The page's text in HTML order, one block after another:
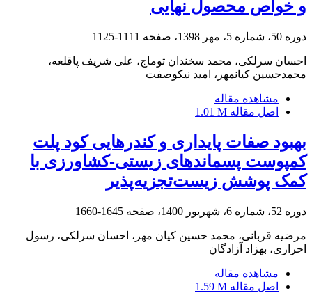
و خواص محصول نهایی
دوره 50، شماره 5، مهر 1398، صفحه 1111-1125
احسان سرلکی، محمد سخندان توماج، علی شریف پاقلعه،
محمدحسین کیانمهر، امید نیکوصفت
مشاهده مقاله
اصل مقاله 1.01 M
بهبود صفات پایداری و کندرهایی کود پلت
کمپوست پسماندهای زیستی-کشاورزی با
‌کمک پوشش‌ زیست‌تجزیه‌پذیر
دوره 52، شماره 6، شهریور 1400، صفحه 1645-1660
مرضیه قربانی، محمد حسین کیان مهر، احسان سرلکی، رسول
احراری، بهزاد آزادگان
مشاهده مقاله
اصل مقاله 1.59 M